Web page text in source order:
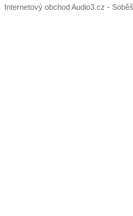
Internetový obchod Audio3.cz -